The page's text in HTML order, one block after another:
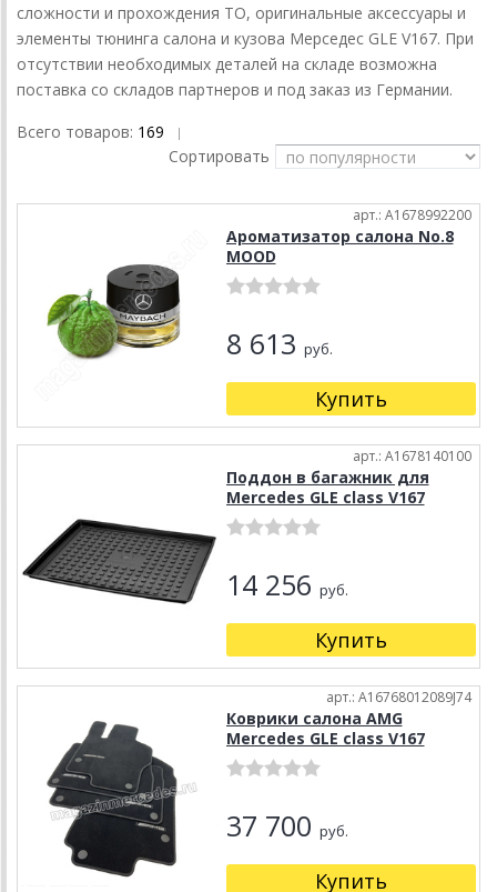
сложности и прохождения ТО, оригинальные аксессуары и
элементы тюнинга салона и кузова Мерседес GLE V167. При
отсутствии необходимых деталей на складе возможна
поставка со складов партнеров и под заказ из Германии.
Всего товаров: 169 |
Сортировать
арт.: A1678992200
Ароматизатор салона No.8
MOOD
8 613 руб.
Купить
арт.: A1678140100
Поддон в багажник для
Mercedes GLE class V167
14 256 руб.
Купить
арт.: A16768012089J74
Коврики салона AMG
Mercedes GLE class V167
37 700 руб.
Купить